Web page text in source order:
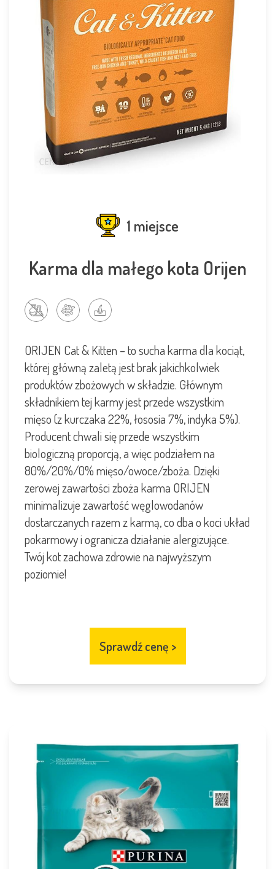
1 miejsce
Karma dla małego kota Orijen
ORIJEN Cat & Kitten – to sucha karma dla kociąt,
której główną zaletą jest brak jakichkolwiek
produktów zbożowych w składzie. Głównym
składnikiem tej karmy jest przede wszystkim
mięso (z kurczaka 22%, łososia 7%, indyka 5%).
Producent chwali się przede wszystkim
biologiczną proporcją, a więc podziałem na
80%/20%/0% mięso/owoce/zboża. Dzięki
zerowej zawartości zboża karma ORIJEN
minimalizuje zawartość węglowodanów
dostarczanych razem z karmą, co dba o koci układ
pokarmowy i ogranicza działanie alergizujące.
Twój kot zachowa zdrowie na najwyższym
poziomie!
Sprawdź cenę >